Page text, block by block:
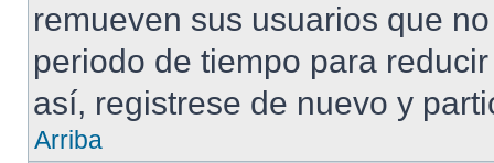
remueven sus usuarios que
periodo de tiempo para
así, registrese de nuevo y
Arriba